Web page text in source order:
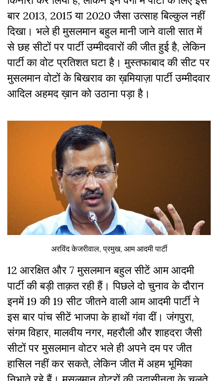
बार 2013, 2015 या 2020 जैसा उत्साह बिल्कुल नहीं
दिखा। भले ही मुसलमान बहुल मानी जाने वाली सात में
से छह सीटों पर पार्टी उम्मीदवारों की जीत हुई है, लेकिन
पार्टी का वोट प्रतिशत घटा है। मुस्तफाबाद की सीट पर
मुसलमान वोटों के बिखराव का ख़मियाज़ा पार्टी उम्मीदवार
आदिल अहमद ख़ान को उठाना पड़ा है।
अरविंद केजरीवाल, प्रमुख, आम आदमी पार्टी
12 आरक्षित और 7 मुसलमान बहुल सीटें आम आदमी
पार्टी की बड़ी ताक़त रही हैं। पिछले दो चुनाव के दौरान
इनमें 19 की 19 सीट जीतने वाली आम आदमी पार्टी ने
इस बार पांच सीटें भाजपा के हाथों गंवा दीं। जंगपुरा,
संगम विहार, मालवीय नगर, महरौली और शाहदरा जैसी
सीटों पर मुसलमान वोटर भले ही अपने दम पर जीत
हासिल नहीं कर सकते, लेकिन जीत में अहम भूमिका